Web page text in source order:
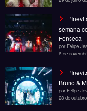
oficial
por Daniel
29 de julho de
semana
Fonseca
por Felipe
6 de